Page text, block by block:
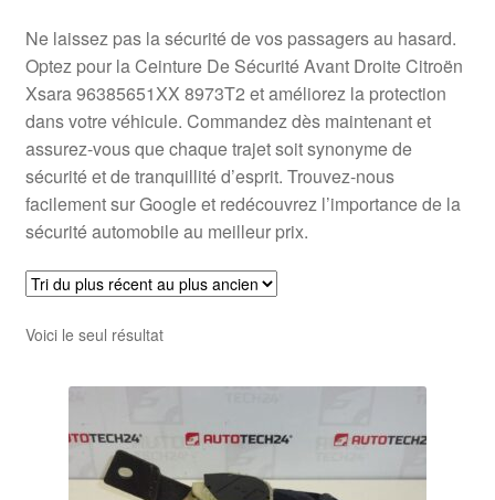
Termes et conditions
Ne laissez pas la sécurité de vos passagers au hasard.
Optez pour la Ceinture De Sécurité Avant Droite Citroën
Xsara 96385651XX 8973T2 et améliorez la protection
dans votre véhicule. Commandez dès maintenant et
assurez-vous que chaque trajet soit synonyme de
sécurité et de tranquillité d’esprit. Trouvez-nous
facilement sur Google et redécouvrez l’importance de la
sécurité automobile au meilleur prix.
Voici le seul résultat